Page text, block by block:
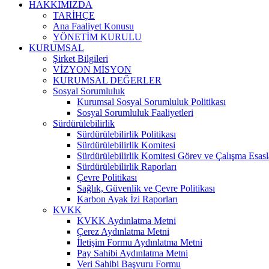
HAKKIMIZDA
TARİHÇE
Ana Faaliyet Konusu
YÖNETİM KURULU
KURUMSAL
Şirket Bilgileri
VİZYON MİSYON
KURUMSAL DEĞERLER
Sosyal Sorumluluk
Kurumsal Sosyal Sorumluluk Politikası
Sosyal Sorumluluk Faaliyetleri
Sürdürülebilirlik
Sürdürülebilirlik Politikası
Sürdürülebilirlik Komitesi
Sürdürülebilirlik Komitesi Görev ve Çalışma
Sürdürülebilirlik Raporları
Çevre Politikası
Sağlık, Güvenlik ve Çevre Politikası
Karbon Ayak İzi Raporları
KVKK
KVKK Aydınlatma Metni
Çerez Aydınlatma Metni
İletişim Formu Aydınlatma Metni
Pay Sahibi Aydınlatma Metni
Veri Sahibi Başvuru Formu